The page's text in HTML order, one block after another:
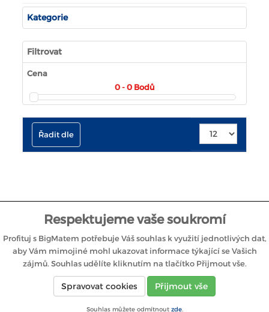
Kategorie
Filtrovat
Cena
0 - 0 Bodů
Řadit dle
Respektujeme vaše soukromí
Profituj s BigMatem potřebuje Váš souhlas k využití jednotlivých dat,
aby Vám mimojiné mohl ukazovat informace týkající se Vašich
zájmů. Souhlas udělíte kliknutím na tlačítko Přijmout vše.
Spravovat cookies Přijmout vše
Souhlas můžete odmítnout zde.